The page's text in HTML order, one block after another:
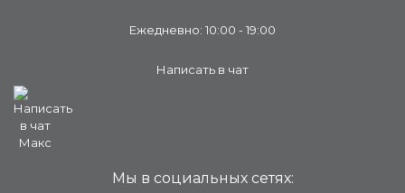
Ежедневно: 10:00 - 19:00
Написать в чат
Мы в социальных сетях: